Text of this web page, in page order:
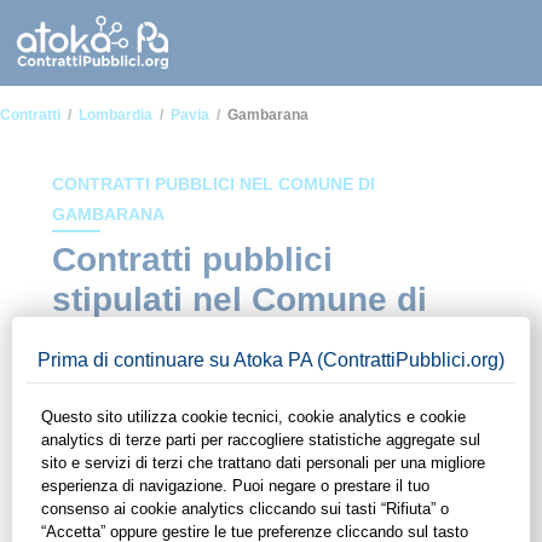
Contratti Lombardia Pavia Gambarana
CONTRATTI PUBBLICI NEL COMUNE DI
GAMBARANA
Contratti pubblici
stipulati nel Comune di
all'interno del Comune di Gambarana. Grazie alle funzionalità
di ContrattiPubblici.org potrai monitorare la scadenza dei
contratti pubblici di tuo interesse e programmare la tua attività
commerciale con le Pubbliche Amministrazioni con largo
anticipo. Il servizio di ContrattiPubblici.org offre agli utenti 7
giorni di prova gratuiti per avere l'opportunità di conoscere e